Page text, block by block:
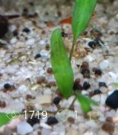
Bild
1719 1